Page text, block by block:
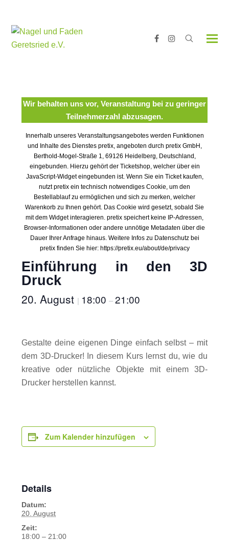
Facebook
Instagram
Wir behalten uns vor, Veranstaltung bei zu geringer
Teilnehmerzahl abzusagen.
Innerhalb unseres Veranstaltungsangebotes werden Funktionen
und Inhalte des Dienstes pretix, angeboten durch pretix GmbH,
Berthold-Mogel-Straße 1, 69126 Heidelberg, Deutschland,
eingebunden. Hierzu gehört der Ticketshop, welcher über ein
JavaScript-Widget eingebunden ist. Wenn Sie ein Ticket kaufen,
nutzt pretix ein technisch notwendiges Cookie, um den
Bestellablauf zu ermöglichen und sich zu merken, welcher
Warenkorb zu Ihnen gehört. Das Cookie wird gesetzt, sobald Sie
mit dem Widget interagieren. pretix speichert keine IP-Adressen,
Browser-Informationen oder andere unnötige Metadaten über die
Dauer Ihrer Anfrage hinaus. Weitere Infos zu Datenschutz bei
pretix finden Sie hier: https://pretix.eu/about/de/privacy
Einführung in den 3D
Druck
20. August | 18:00–21:00
Gestalte deine eigenen Dinge einfach selbst – mit
dem 3D-Drucker! In diesem Kurs lernst du, wie du
kreative oder nützliche Objekte mit einem 3D-
Drucker herstellen kannst.
Zum Kalender hinzufügen
Details
Datum:
20. August
Zeit:
18:00 – 21:00